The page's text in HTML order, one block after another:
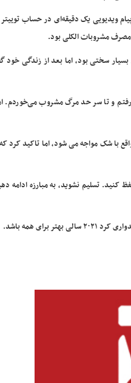
پیام ویدیویی یک دقیقه‌ای در حساب
بسیاری از مردم سراسر جهان سال بسیار سختی بود، اما
می‌رفتم و تا سر حد مرگ مشروب
با شک مواجه می شود، اما تاکید کرد
تسلیم نشوید، به مبارزه ادامه